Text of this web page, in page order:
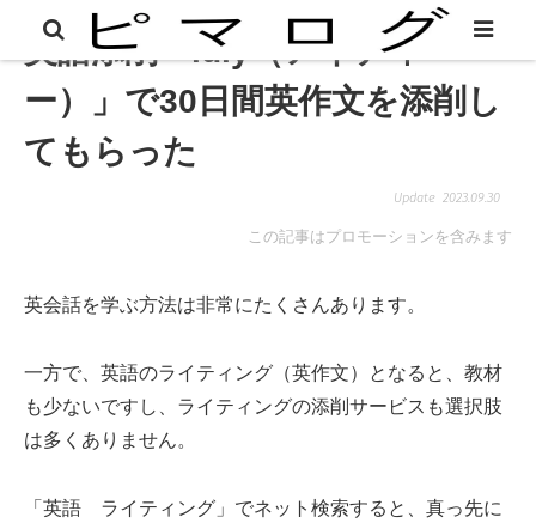
英語添削「idiy（アイディ
ー）」で30日間英作文を添削し
てもらった
2023.09.30
この記事はプロモーションを含みます
英会話を学ぶ方法は非常にたくさんあります。
一方で、英語のライティング（英作文）となると、教材
も少ないですし、ライティングの添削サービスも選択肢
は多くありません。
「英語 ライティング」でネット検索すると、真っ先に